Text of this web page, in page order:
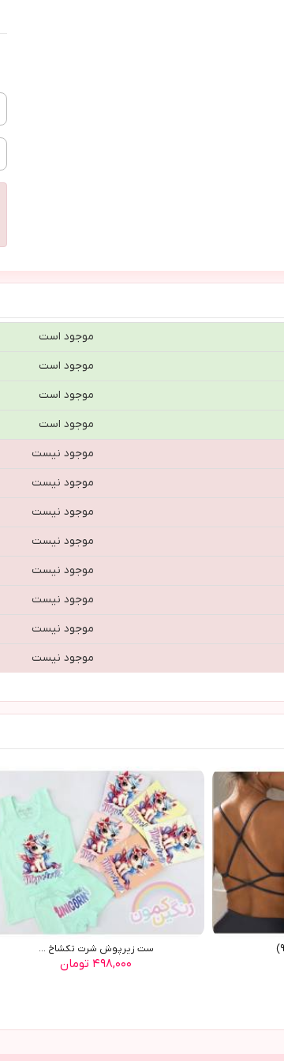
موجود است
موجود است
موجود است
موجود است
موجود نیست
موجود نیست
موجود نیست
موجود نیست
موجود نیست
موجود نیست
موجود نیست
موجود نیست
ست زیرپوش شرت تکشاخ ...
۴۹۸,۰۰۰ تومان